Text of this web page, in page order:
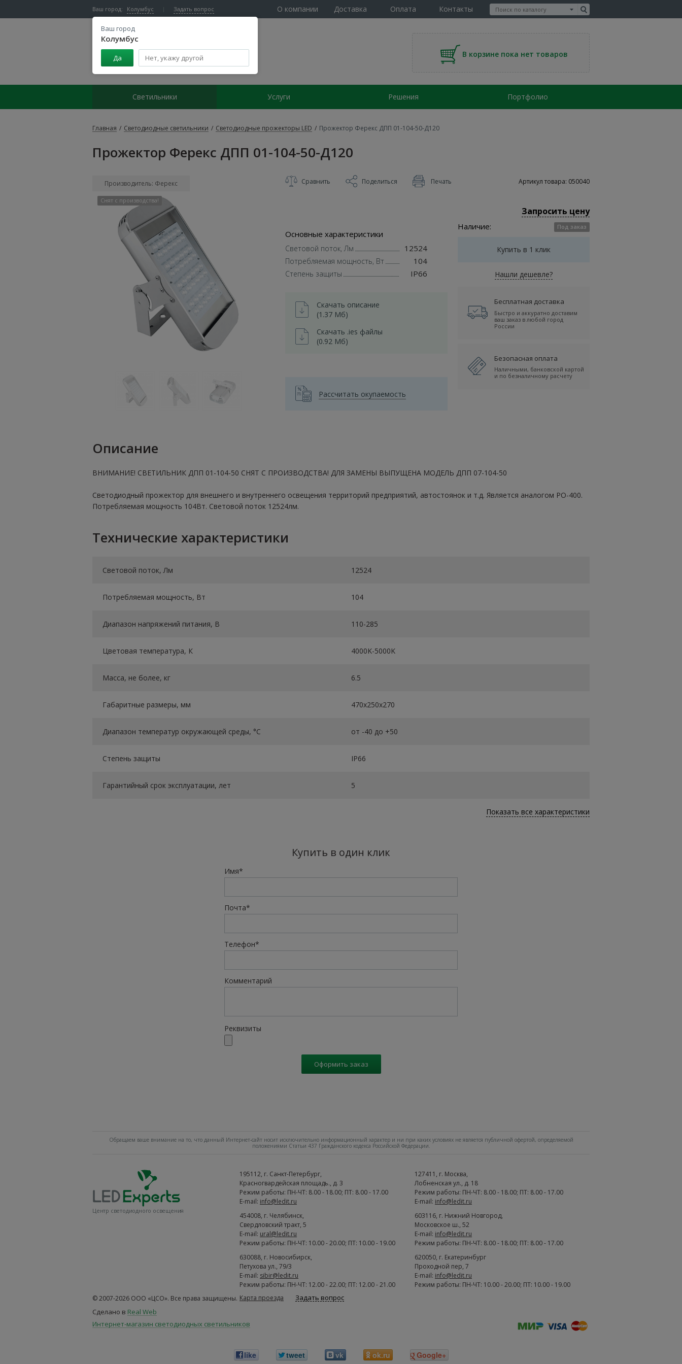
Ваш город: Колумбус
Ваш город
Колумбус
Да
Задать вопрос О компании Доставка Оплата Контакты
Центр светодиодного освещения
В корзине пока нет товаров
Светильники Услуги Решения Портфолио
Главная / Светодиодные светильники / Светодиодные прожекторы LED / Прожектор Ферекс ДПП 01-104-50-Д120
Прожектор Ферекс ДПП 01-104-50-Д120
Производитель: Ферекс
Снят с производства!
Сравнить Поделиться Печать Артикул товара: 050040
Основные характеристики
Световой поток, Лм 12524
Потребляемая мощность, Вт 104
Степень защиты IP66
Скачать описание
(1.37 Мб)
Скачать .ies файлы
(0.92 Мб)
Рассчитать окупаемость
Запросить цену
Наличие: Под заказ
Купить в 1 клик
Нашли дешевле?
Бесплатная доставка
Быстро и аккуратно доставим
ваш заказ в любой город
России
Безопасная оплата
Наличными, банковской картой
и по безналичному расчету
Описание
ВНИМАНИЕ! СВЕТИЛЬНИК ДПП 01-104-50 СНЯТ С ПРОИЗВОДСТВА! ДЛЯ ЗАМЕНЫ ВЫПУЩЕНА МОДЕЛЬ ДПП 07-104-50
Светодиодный прожектор для внешнего и внутреннего освещения территорий предприятий, автостоянок и т.д. Является аналогом РО-400.
Потребляемая мощность 104Вт. Световой поток 12524лм.
Технические характеристики
Световой поток, Лм 12524
Потребляемая мощность, Вт 104
Диапазон напряжений питания, В 110-285
Цветовая температура, К 4000K-5000K
Масса, не более, кг 6.5
Габаритные размеры, мм 470х250х270
Диапазон температур окружающей среды, °C от -40 до +50
Степень защиты IP66
Гарантийный срок эксплуатации, лет 5
Показать все характеристики
Купить в один клик
Имя*
Почта*
Телефон*
Комментарий
Реквизиты
Оформить заказ
Обращаем ваше внимание на то, что данный Интернет-сайт носит исключительно информационный характер и ни при каких условиях не является публичной офертой, определяемой
положениями Статьи 437 Гражданского кодекса Российской Федерации.
Центр светодиодного освещения
195112, г. Cанкт-Петербург,
Красногвардейская площадь., д. 3
Режим работы: ПН-ЧТ: 8.00 - 18.00; ПТ: 8.00 - 17.00
E-mail: info@ledit.ru
127411 , г. Москва,
Лобненская ул., д. 18
Режим работы: ПН-ЧТ: 8.00 - 18.00; ПТ: 8.00 - 17.00
E-mail: info@ledit.ru
454008, г. Челябинск,
Свердловский тракт, 5
E-mail: ural@ledit.ru
Режим работы: ПН-ЧТ: 10.00 - 20.00; ПТ: 10.00 - 19.00
603116, г. Нижний Новгород,
Московское ш., 52
E-mail: info@ledit.ru
Режим работы: ПН-ЧТ: 8.00 - 18.00; ПТ: 8.00 - 17.00
630088, г. Новосибирск,
Петухова ул., 79/3
E-mail: sibir@ledit.ru
Режим работы: ПН-ЧТ: 12.00 - 22.00; ПТ: 12.00 - 21.00
620050, г. Екатеринбург
Проходной пер, 7
E-mail: info@ledit.ru
Режим работы: ПН-ЧТ: 10.00 - 20.00; ПТ: 10.00 - 19.00
Карта проезда
Задать вопрос
© 2007-2026 ООО «ЦСО». Все права защищены.
Сделано в Real Web
Интернет-магазин светодиодных светильников
like tweet vk ok.ru Google+